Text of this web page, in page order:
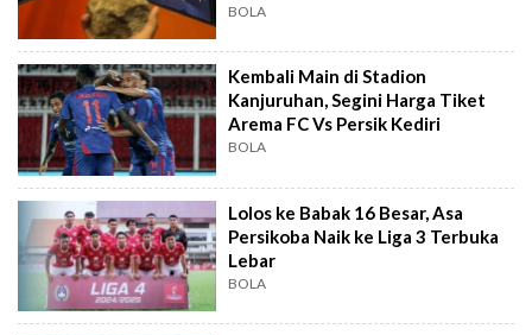
BOLA
Kembali Main di Stadion
Kanjuruhan, Segini Harga Tiket
Arema FC Vs Persik Kediri
BOLA
Lolos ke Babak 16 Besar, Asa
Persikoba Naik ke Liga 3 Terbuka
Lebar
BOLA